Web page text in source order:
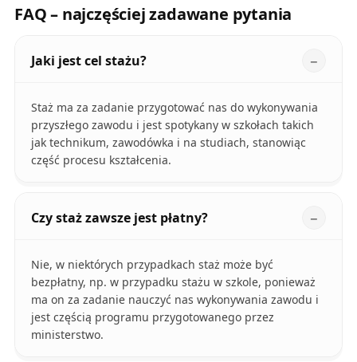
FAQ – najczęściej zadawane pytania
Jaki jest cel stażu?
Staż ma za zadanie przygotować nas do wykonywania
przyszłego zawodu i jest spotykany w szkołach takich
jak technikum, zawodówka i na studiach, stanowiąc
część procesu kształcenia.
Czy staż zawsze jest płatny?
Nie, w niektórych przypadkach staż może być
bezpłatny, np. w przypadku stażu w szkole, ponieważ
ma on za zadanie nauczyć nas wykonywania zawodu i
jest częścią programu przygotowanego przez
ministerstwo.